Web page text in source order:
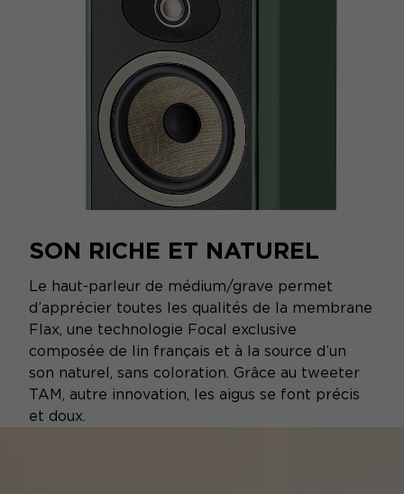
SON RICHE ET NATUREL
Le haut-parleur de médium/grave permet
d’apprécier toutes les qualités de la membrane
Flax, une technologie Focal exclusive
composée de lin français et à la source d’un
son naturel, sans coloration. Grâce au tweeter
TAM, autre innovation, les aigus se font précis
et doux.